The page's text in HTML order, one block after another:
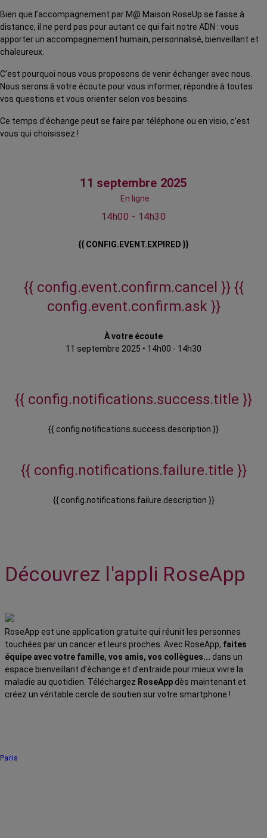
Bien que l’accompagnement par M@ Maison RoseUp se fasse à
distance, il ne perd pas pour autant ce qui fait notre ADN : vous
apporter un accompagnement humain, personnalisé, bienveillant et
chaleureux.
C’est pourquoi nous vous proposons de venir échanger avec nous.
Nous serons à votre écoute pour vous informer, répondre à toutes
vos questions et vous orienter selon vos besoins.
Ce temps d’échange peut se faire par téléphone ou en visio, c’est
vous qui choisissez !
11 septembre 2025
En ligne
14h00 - 14h30
{{ CONFIG.EVENT.EXPIRED }}
{{ config.event.confirm.cancel }} {{
config.event.confirm.ask }}
À votre écoute
11 septembre 2025 • 14h00 - 14h30
{{ config.notifications.success.title }}
{{ config.notifications.success.description }}
{{ config.notifications.failure.title }}
{{ config.notifications.failure.description }}
Découvrez l'appli RoseApp
RoseApp est une application gratuite qui réunit les personnes
touchées par un cancer et leurs proches. Avec RoseApp, faites
équipe avec votre famille, vos amis, vos collègues... dans un
espace bienveillant d’échange et d’entraide pour mieux vivre la
maladie au quotidien. Téléchargez RoseApp dès maintenant et
créez un véritable cercle de soutien sur votre smartphone !
Paris